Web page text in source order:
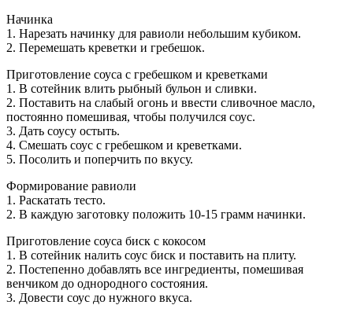
Начинка
1. Нарезать начинку для равиоли небольшим кубиком.
2. Перемешать креветки и гребешок.
Приготовление соуса с гребешком и креветками
1. В сотейник влить рыбный бульон и сливки.
2. Поставить на слабый огонь и ввести сливочное масло,
постоянно помешивая, чтобы получился соус.
3. Дать соусу остыть.
4. Смешать соус с гребешком и креветками.
5. Посолить и поперчить по вкусу.
Формирование равиоли
1. Раскатать тесто.
2. В каждую заготовку положить 10-15 грамм начинки.
Приготовление соуса биск с кокосом
1. В сотейник налить соус биск и поставить на плиту.
2. Постепенно добавлять все ингредиенты, помешивая
венчиком до однородного состояния.
3. Довести соус до нужного вкуса.